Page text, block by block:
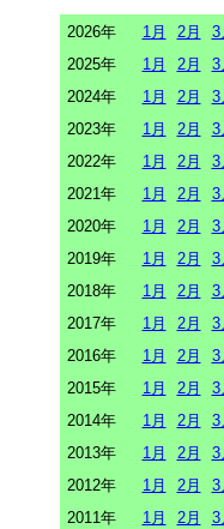
2026年 1月 2月
3
2025年
1月 2月
3
2024年
1月 2月
3
2023年
1月 2月
3
2022年
1月 2月
3
2021年
1月 2月
3
2020年
1月 2月
3
2019年
1月 2月
3
2018年
1月 2月
3
2017年
1月 2月
3
2016年
1月 2月
3
2015年
1月 2月
3
2014年
1月 2月
3
2013年
1月 2月
3
2012年
1月 2月
3
2011年
1月 2月
3